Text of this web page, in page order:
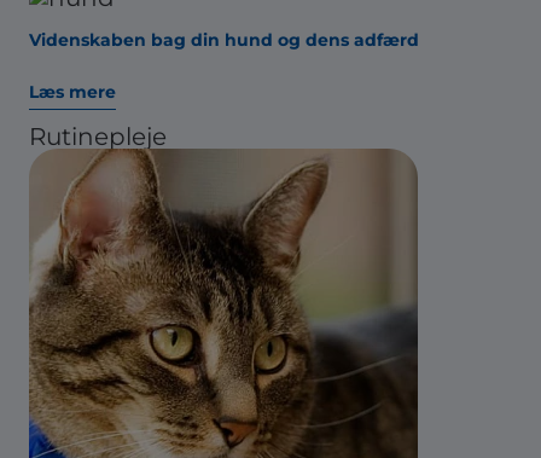
Videnskaben bag din hund og dens adfærd
Læs mere
Rutinepleje